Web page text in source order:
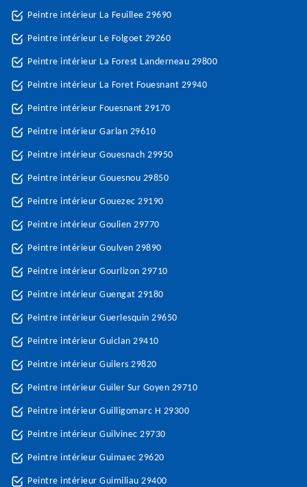
Peintre intérieur La Feuillee 29690
Peintre intérieur Le Folgoet 29260
Peintre intérieur La Forest Landerneau 29800
Peintre intérieur La Foret Fouesnant 29940
Peintre intérieur Fouesnant 29170
Peintre intérieur Garlan 29610
Peintre intérieur Gouesnach 29950
Peintre intérieur Gouesnou 29850
Peintre intérieur Gouezec 29190
Peintre intérieur Goulien 29770
Peintre intérieur Goulven 29890
Peintre intérieur Gourlizon 29710
Peintre intérieur Guengat 29180
Peintre intérieur Guerlesquin 29650
Peintre intérieur Guiclan 29410
Peintre intérieur Guilers 29820
Peintre intérieur Guiler Sur Goyen 29710
Peintre intérieur Guilligomarc H 29300
Peintre intérieur Guilvinec 29730
Peintre intérieur Guimaec 29620
Peintre intérieur Guimiliau 29400